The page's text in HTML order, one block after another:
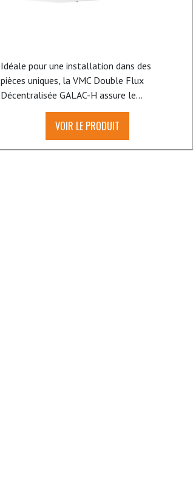
Idéale pour une installation dans des
pièces uniques, la VMC Double Flux
Décentralisée GALAC-H assure le...
VOIR LE PRODUIT